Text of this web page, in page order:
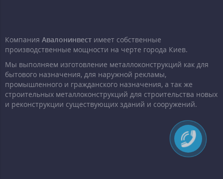
Компания Авалонинвест имеет собственные
производственные мощности на черте города Киев.
Мы выполняем изготовление металлоконструкций как для
бытового назначения, для наружной рекламы,
промышленного и гражданского назначения, а так же
строительных металлоконструкций для строительства новых
и реконструкции существующих зданий и сооружений.